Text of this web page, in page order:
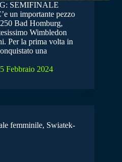
SEMIFINALE
un importante pezzo
Bad Homburg,
Wimbledon
Per la prima volta in
una
Febbraio 2024
femminile, Swiatek-